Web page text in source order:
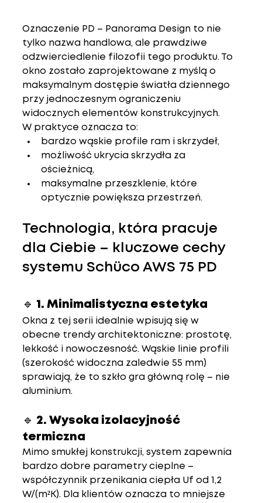
Oznaczenie PD – Panorama Design to nie
tylko nazwa handlowa, ale prawdziwe
odzwierciedlenie filozofii tego produktu. To
okno zostało zaprojektowane z myślą o
maksymalnym dostępie światła dziennego
przy jednoczesnym ograniczeniu
widocznych elementów konstrukcyjnych.
W praktyce oznacza to:
bardzo wąskie profile ram i skrzydeł,
możliwość ukrycia skrzydła za
ościeżnicą,
maksymalne przeszklenie, które
optycznie powiększa przestrzeń.
Technologia, która pracuje
dla Ciebie – kluczowe cechy
systemu Schüco AWS 75 PD
🔹 1. Minimalistyczna estetyka
Okna z tej serii idealnie wpisują się w
obecne trendy architektoniczne: prostotę,
lekkość i nowoczesność. Wąskie linie profili
(szerokość widoczna zaledwie 55 mm)
sprawiają, że to szkło gra główną rolę – nie
aluminium.
🔹 2. Wysoka izolacyjność
termiczna
Mimo smukłej konstrukcji, system zapewnia
bardzo dobre parametry cieplne –
współczynnik przenikania ciepła Uf od 1,2
W/(m²K). Dla klientów oznacza to mniejsze